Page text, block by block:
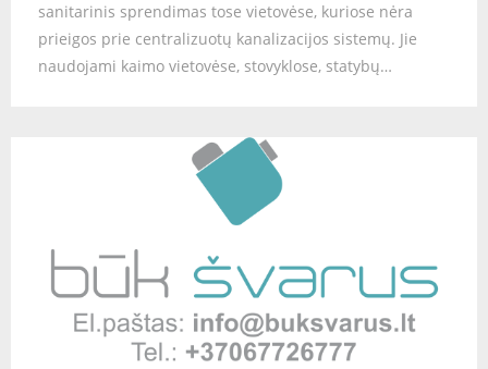
sanitarinis sprendimas tose vietovėse, kuriose nėra
prieigos prie centralizuotų kanalizacijos sistemų. Jie
naudojami kaimo vietovėse, stovyklose, statybų…